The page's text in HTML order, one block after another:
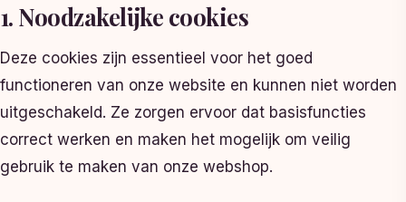
1. Noodzakelijke cookies
Deze cookies zijn essentieel voor het goed
functioneren van onze website en kunnen niet worden
uitgeschakeld. Ze zorgen ervoor dat basisfuncties
correct werken en maken het mogelijk om veilig
gebruik te maken van onze webshop.